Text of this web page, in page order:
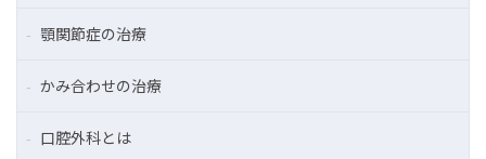
顎関節症の治療
かみ合わせの治療
口腔外科とは